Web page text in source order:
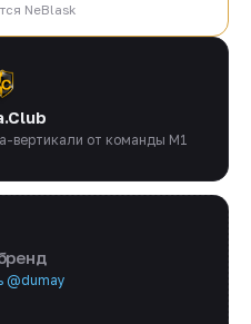
NeBlask
вертикали от команды M1
@dumay